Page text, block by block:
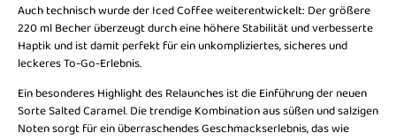
Auch technisch wurde der Iced Coffee weiterentwickelt: Der größere
220 ml Becher überzeugt durch eine höhere Stabilität und verbesserte
Haptik und ist damit perfekt für ein unkompliziertes, sicheres und
leckeres To-Go-Erlebnis.
Ein besonderes Highlight des Relaunches ist die Einführung der neuen
Sorte Salted Caramel. Die trendige Kombination aus süßen und salzigen
Noten sorgt für ein überraschendes Geschmackserlebnis, das wie